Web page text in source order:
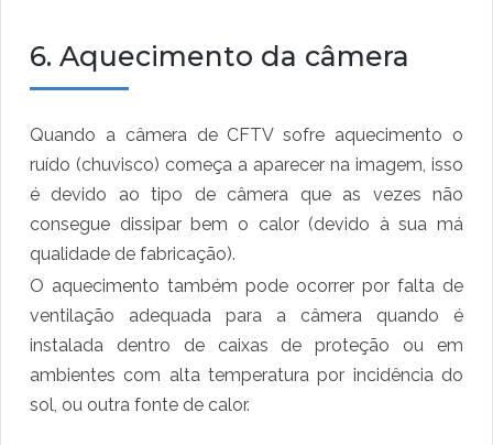
6. Aquecimento da câmera
Quando a câmera de CFTV sofre aquecimento o
ruído (chuvisco) começa a aparecer na imagem, isso
é devido ao tipo de câmera que as vezes não
consegue dissipar bem o calor (devido à sua má
qualidade de fabricação).
O aquecimento também pode ocorrer por falta de
ventilação adequada para a câmera quando é
instalada dentro de caixas de proteção ou em
ambientes com alta temperatura por incidência do
sol, ou outra fonte de calor.